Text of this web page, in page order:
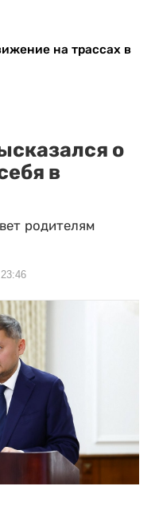
на трассах в
о
в
родителям